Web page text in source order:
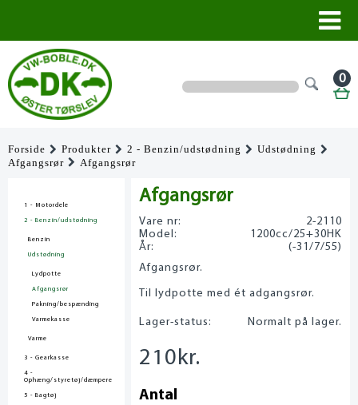
0
Forside Produkter 2 - Benzin/udstødning
Udstødning
Afgangsrør
Afgangsrør
1 - Motordele
2 - Benzin/udstødning
Benzin
Udstødning
Lydpotte
Afgangsrør
Pakning/bespænding
Varmekasse
Varme
3 - Gearkasse
4 -
Ophæng/styretøj/dæmpere
5 - Bagtøj
Afgangsrør
Vare nr:
2-2110
Model:
1200cc/25+30HK
År:
(-31/7/55)
Afgangsrør.
Til lydpotte med ét adgangsrør.
Lager-status: Normalt på lager.
210kr.
Antal